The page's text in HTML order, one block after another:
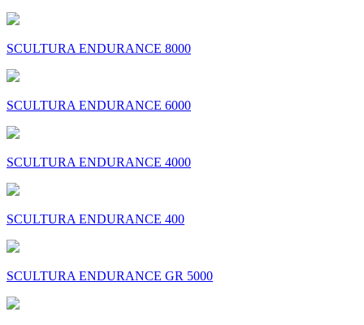
SCULTURA ENDURANCE 8000
SCULTURA ENDURANCE 6000
SCULTURA ENDURANCE 4000
SCULTURA ENDURANCE 400
SCULTURA ENDURANCE GR 5000